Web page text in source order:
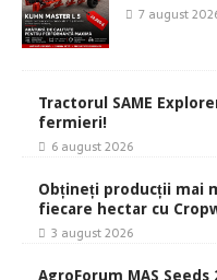
7 august
Tractorul SAME
fermieri!
6 august 2026
Obțineți producții mai
fiecare hectar cu
3 august 2026
AgroForum MAS